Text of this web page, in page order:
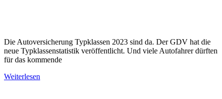
Die Autoversicherung Typklassen 2023 sind da. Der GDV hat die
neue Typklassenstatistik veröffentlicht. Und viele Autofahrer dürften
für das kommende
Weiterlesen